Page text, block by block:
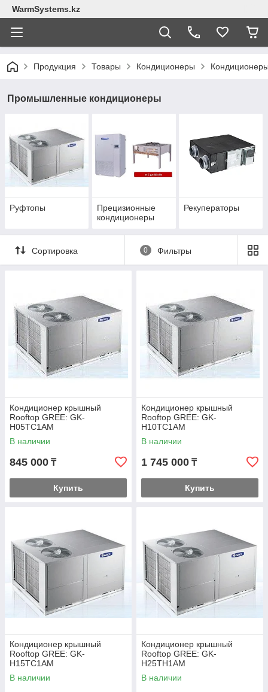
WarmSystems.kz
Продукция Товары Кондиционеры
Промышленные кондиционеры
Руфтопы
Прецизионные
кондиционеры
Рекуператоры
Сортировка 0 Фильтры
Кондиционер крышный
Rooftop GREE: GK-
H05TC1AM
В наличии
845 000 ₸
Купить
Кондиционер крышный
Rooftop GREE: GK-
H10TC1AM
В наличии
1 745 000 ₸
Купить
Кондиционер крышный
Rooftop GREE: GK-
H15TC1AM
В наличии
Кондиционер крышный
Rooftop GREE: GK-
H25TH1AM
В наличии